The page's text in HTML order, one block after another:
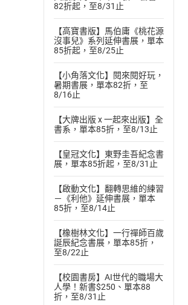
82折起，至8/31止
【高寶書版】馬伯庸《桃花源
沒事兒》系列延伸書展，單本
85折起，至8/25止
【小角落文化】閱來閱好玩，
暑期書展，單本82折，至
8/16止
【大牌出版 x 一起來出版】全
書系，單本85折，至8/13止
【皇冠文化】東野圭吾紀念書
展，單本85折起，至8/31止
【啟動文化】翻轉思維的練習
－《利他》延伸書展，單本
85折，至8/14止
【橡樹林文化】一行禪師百歲
誕辰紀念書展，單本85折，
至8/22止
【校園書房】AI世代的職場大
人學！新書$250、單本88
折，至8/31止